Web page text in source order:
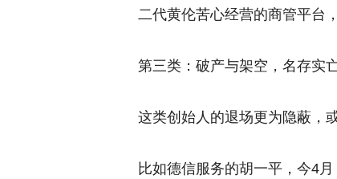
二代黄伦苦心经营的商管平台
第三类：破产与架空，名存实亡
这类创始人的退场更为隐蔽，
比如德信服务的胡一平，今4